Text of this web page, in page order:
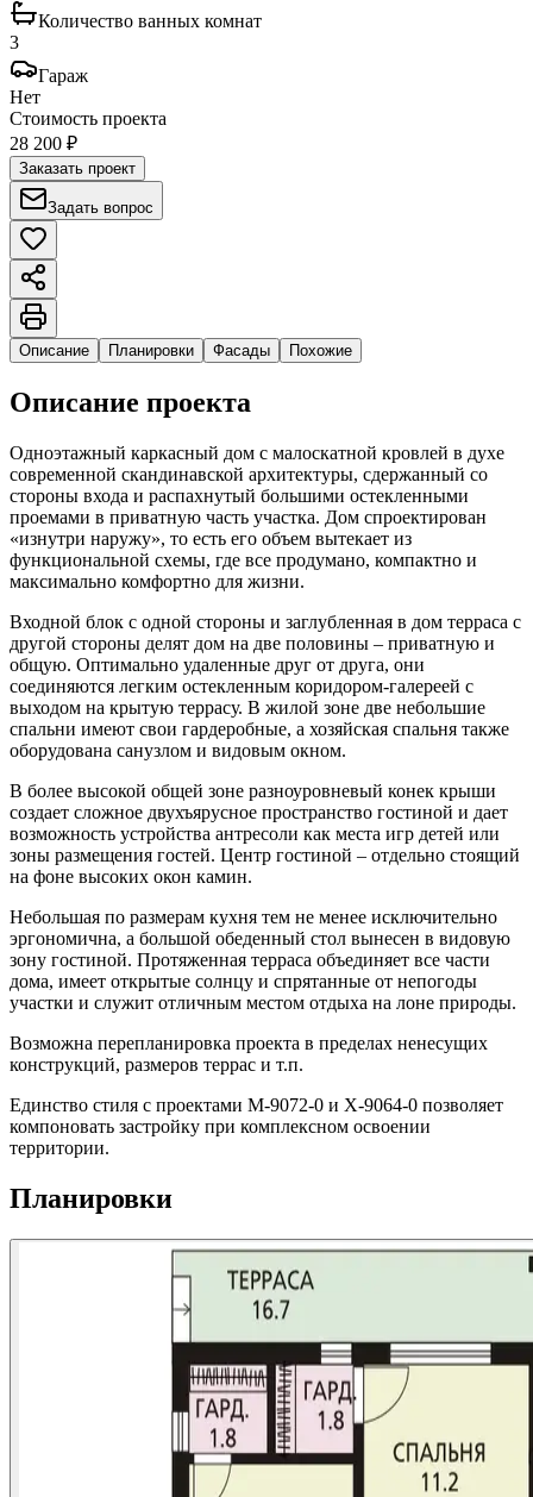
Количество ванных комнат
3
Гараж
Нет
Стоимость проекта
28 200 ₽
Заказать проект
Задать вопрос
Описание Планировки Фасады Похожие
Описание проекта
Одноэтажный каркасный дом с малоскатной кровлей в духе
современной скандинавской архитектуры, сдержанный со
стороны входа и распахнутый большими остекленными
проемами в приватную часть участка. Дом спроектирован
«изнутри наружу», то есть его объем вытекает из
функциональной схемы, где все продумано, компактно и
максимально комфортно для жизни.
Входной блок с одной стороны и заглубленная в дом терраса с
другой стороны делят дом на две половины – приватную и
общую. Оптимально удаленные друг от друга, они
соединяются легким остекленным коридором-галереей с
выходом на крытую террасу. В жилой зоне две небольшие
спальни имеют свои гардеробные, а хозяйская спальня также
оборудована санузлом и видовым окном.
В более высокой общей зоне разноуровневый конек крыши
создает сложное двухъярусное пространство гостиной и дает
возможность устройства антресоли как места игр детей или
зоны размещения гостей. Центр гостиной – отдельно стоящий
на фоне высоких окон камин.
Небольшая по размерам кухня тем не менее исключительно
эргономична, а большой обеденный стол вынесен в видовую
зону гостиной. Протяженная терраса объединяет все части
дома, имеет открытые солнцу и спрятанные от непогоды
участки и служит отличным местом отдыха на лоне природы.
Возможна перепланировка проекта в пределах ненесущих
конструкций, размеров террас и т.п.
Единство стиля с проектами M-9072-0 и X-9064-0 позволяет
компоновать застройку при комплексном освоении
территории.
Планировки